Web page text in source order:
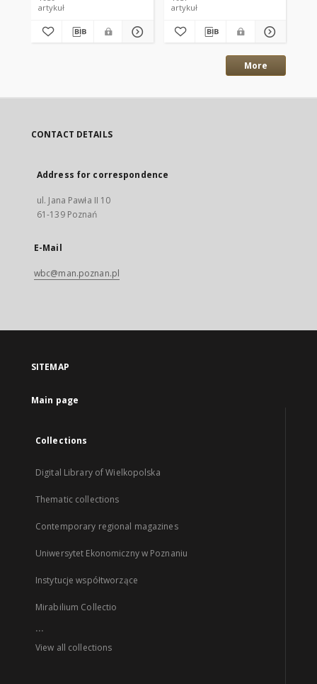
artykuł
artykuł
More
CONTACT DETAILS
Address for correspondence
ul. Jana Pawła II 10
61-139 Poznań
E-Mail
wbc@man.poznan.pl
SITEMAP
Main page
Collections
Digital Library of Wielkopolska
Thematic collections
Contemporary regional magazines
Uniwersytet Ekonomiczny w Poznaniu
Instytucje współtworzące
Mirabilium Collectio
...
View all collections